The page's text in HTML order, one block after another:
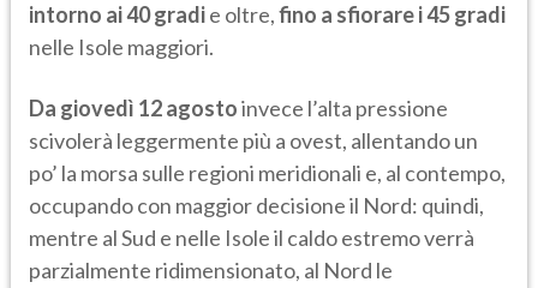
intorno ai 40 gradie oltre,fino a sfiorare i 45 gradi
nelle Isole maggiori.
Da giovedì 12 agostoinvece l’alta pressione
scivolerà leggermente più a ovest, allentando un
po’ la morsa sulle regioni meridionali e, al contempo,
occupando con maggior decisione il Nord: quindi,
mentre al Sud e nelle Isole il caldo estremo verrà
parzialmente ridimensionato, al Nord le